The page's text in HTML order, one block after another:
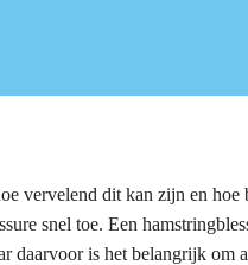
vervelend dit kan zijn en
snel toe. Een
is het belangrijk om